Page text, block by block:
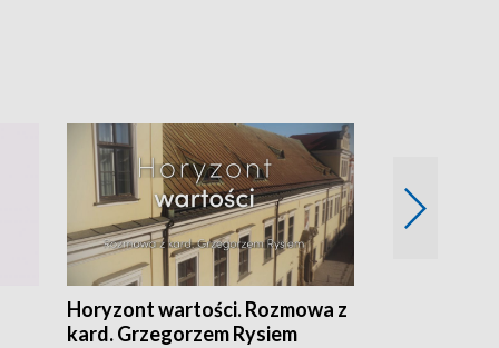
Horyzont wartości. Rozmowa z
kard. Grzegorzem Rysiem